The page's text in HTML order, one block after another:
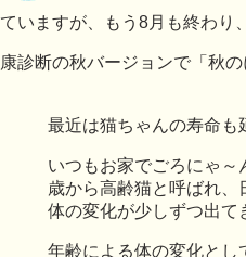
いますが、もう8月も終わり
診断の秋バージョンで「秋
最近は猫ちゃんの寿命も
いつもお家でごろにゃ～
歳から高齢猫と呼ばれ
体の変化が少しずつ出て
年齢による体の変化とし